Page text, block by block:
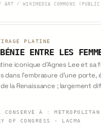
ART / WIKIMEDIA COMMONS (PUBLIC
PLATINE
ENTRE LES
iconique d'Agnes Lee et sa
dans l'embrasure d'une porte,
la Renaissance ; largement
CONSERVÉ À :
OF CONGRESS · LACMA